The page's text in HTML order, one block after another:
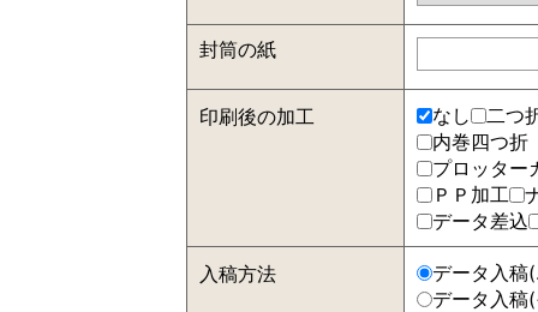
封筒の紙
印刷後の加工 なし
二つ
内巻四つ
プロッター
ＰＰ加工
データ差込
入稿方法
データ入稿
データ入稿